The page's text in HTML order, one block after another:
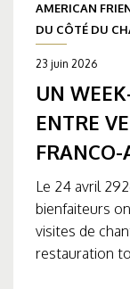
AMERICAN
DU CÔTÉ DU
23 juin 2026
UN
ENTRE
Le 24 avril
bienfaiteurs
visites de
restauration